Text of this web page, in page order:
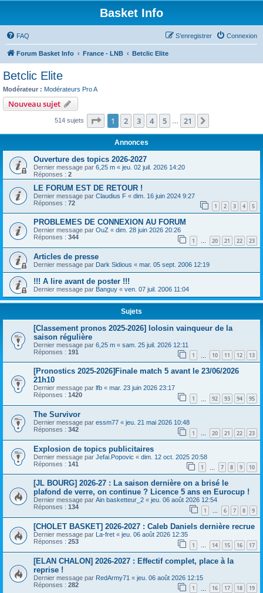
Basket Info
FAQ Connexion
S’enregistrer
Forum Basket Info France - LNB Betclic Elite
Betclic Elite
Modérateur : Modérateurs Pro A
Nouveau sujet
514 sujets Page 1sur21
1 2 3 4 5 21
Annonces
Ouverture des topics 2026-2027
Dernier message par 6,25 m « jeu. 02 juil. 2026 14:20
Réponses : 2
LE FORUM EST DE RETOUR !
Dernier message par Claudius F « dim. 16 juin 2024 9:27
Réponses : 72 1 2 3 4 5
PROBLEMES DE CONNEXION AU FORUM
Dernier message par OuZ « dim. 28 juin 2026 20:26
Réponses : 344 1 … 20 21 22 23
Articles de presse
Dernier message par Dark Sidious « mar. 05 sept. 2006 12:19
!!! A lire avant de poster !!!
Dernier message par Banguy « ven. 07 juil. 2006 11:04
Sujets
[Classement pronos 2025-2026] lolosin vainqueur de la
saison régulière
Dernier message par 6,25 m « sam. 25 juil. 2026 12:11
Réponses : 191 1 10 11 12 13
[Pronostics 2025-2026]Finale match 5 avant le 23/06/2026
21h10
Dernier message par lfb « mar. 23 juin 2026 23:17
Réponses : 1420 1 92 93 94 95
The Survivor
Dernier message par essm77 « jeu. 21 mai 2026 10:48
Réponses : 342 1 … 20 21 22 23
Explosion de topics publicitaires
Dernier message par Jefai.Popovic « dim. 12 oct. 2025 20:58
Réponses : 141 1 7 8 9 10
[JL BOURG] 2026-27 : La saison dernière on a brisé le
plafond de verre, on continue ? Licence 5 ans en Eurocup !
Dernier message par Ain basketteur_2 « jeu. 06 août 2026 12:54
Réponses : 134 1 … 6 7 8 9
[CHOLET BASKET] 2026-2027 : Caleb Daniels dernière recrue
Dernier message par La-fret « jeu. 06 août 2026 12:35
Réponses : 253 1 … 14 15 16 17
[ELAN CHALON] 2026-2027 : Effectif complet, place à la
reprise !
Dernier message par RedArmy71 « jeu. 06 août 2026 12:15
Réponses : 282 1 16 17 18 19